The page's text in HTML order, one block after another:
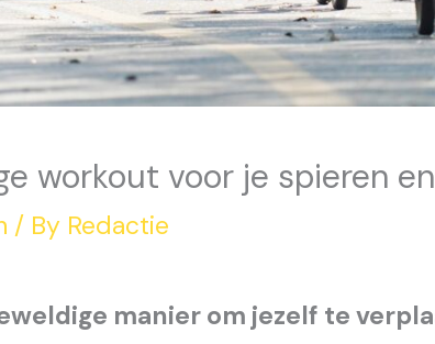
workout voor je spieren
/ By Redactie
manier om jezelf te